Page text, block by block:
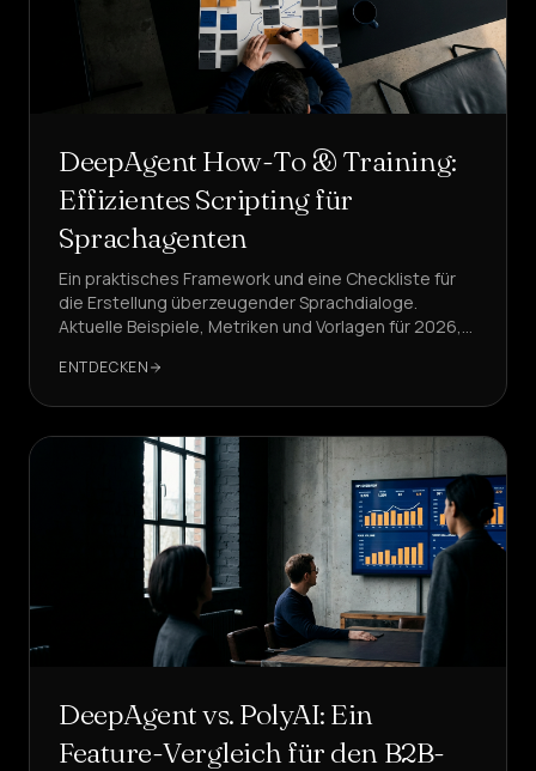
Dienstleistungen
&
Über
uns
Werden
Sie
Partner
DeepAgent How-To & Training:
Effizientes Scripting für
Sprachagenten
Ein praktisches Framework und eine Checkliste für
die Erstellung überzeugender Sprachdialoge.
Aktuelle Beispiele, Metriken und Vorlagen für 2026,
ENTDECKEN
DeepAgent vs. PolyAI: Ein
Feature-Vergleich für den B2B-